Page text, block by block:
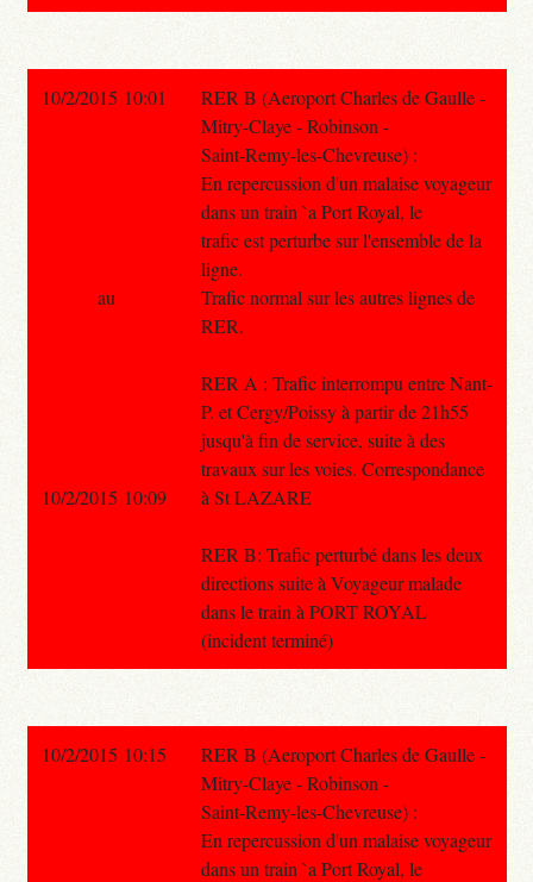
10/2/2015 10:01
RER B (Aeroport Charles de Gaulle -
Mitry-Claye - Robinson -
Saint-Remy-les-Chevreuse) :
En repercussion d'un malaise voyageur
dans un train `a Port Royal, le
trafic est perturbe sur l'ensemble de la
ligne.
Trafic normal sur les autres lignes de
RER.
RER A : Trafic interrompu entre Nant-
P. et Cergy/Poissy à partir de 21h55
jusqu'à fin de service, suite à des
travaux sur les voies. Correspondance
à St LAZARE
RER B: Trafic perturbé dans les deux
directions suite à Voyageur malade
dans le train à PORT ROYAL
(incident terminé)
au
10/2/2015 10:09
10/2/2015 10:15
RER B (Aeroport Charles de Gaulle -
Mitry-Claye - Robinson -
Saint-Remy-les-Chevreuse) :
En repercussion d'un malaise voyageur
dans un train `a Port Royal, le